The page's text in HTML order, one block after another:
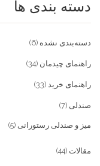
میز و صندلی خانگی
تماس با ما
خدمات
تماس با ما
سوالات متداول
پیش پرداخت
دسته بندی ها
دسته‌بندی نشده (6)
راهنمای چیدمان (34)
راهنمای خرید (33)
صندلی (7)
میز و صندلی رستورانی (5)
مقالات (44)